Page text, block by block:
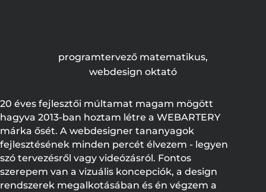
programtervező matematikus,
webdesign oktató
20 éves fejlesztői múltamat magam mögött
hagyva 2013-ban hoztam létre a WEBARTERY
márka ősét. A webdesigner tananyagok
fejlesztésének minden percét élvezem - legyen
szó tervezésről vagy videózásról. Fontos
szerepem van a vizuális koncepciók, a design
rendszerek megalkotásában és én végzem a